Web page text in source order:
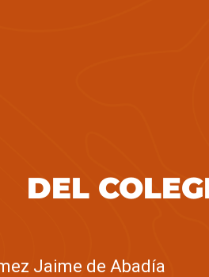
DEL
Jaime de Abadía